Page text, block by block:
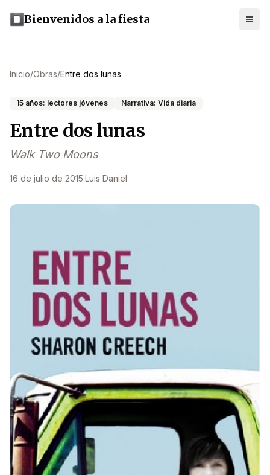
Bienvenidos a la fiesta
Inicio/Obras/Entre dos lunas
15 años: lectores jóvenes Narrativa: Vida diaria
Entre dos lunas
Walk Two Moons
16 de julio de 2015·Luis Daniel